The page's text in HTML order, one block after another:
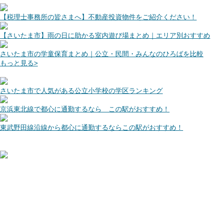
【税理士事務所の皆さまへ】不動産投資物件をご紹介ください！
【さいたま市】雨の日に助かる室内遊び場まとめ｜エリア別おすすめ
さいたま市の学童保育まとめ｜公立・民間・みんなのひろばを比較
もっと見る>
さいたま市で人気がある公立小学校の学区ランキング
京浜東北線で都心に通勤するなら この駅がおすすめ！
東武野田線沿線から都心に通勤するならこの駅がおすすめ！